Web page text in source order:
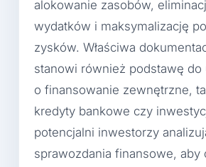
alokowanie zasobów,
wydatków i maksymalizację
zysków. Właściwa
stanowi również podstawę do
o finansowanie zewnętrzne,
kredyty bankowe czy
potencjalni inwestorzy
sprawozdania finansowe, aby